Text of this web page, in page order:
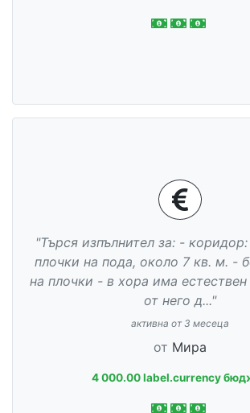
"Търся изпълнител за: -
плочки на пода, около 7 кв. м. -
на плочки - в хора има естествен
от него д..."
активна от 3 месеца
от Мира
4 000.00 label.currency